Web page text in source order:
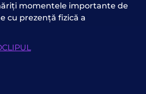
momentele importante de
cu prezență fizică a